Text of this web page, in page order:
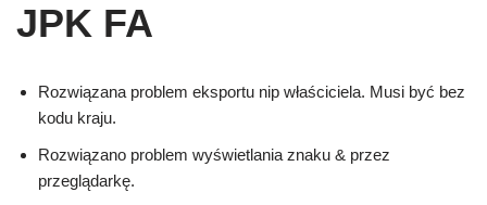
JPK FA
Rozwiązana problem eksportu nip właściciela. Musi być bez
kodu kraju.
Rozwiązano problem wyświetlania znaku & przez
przeglądarkę.